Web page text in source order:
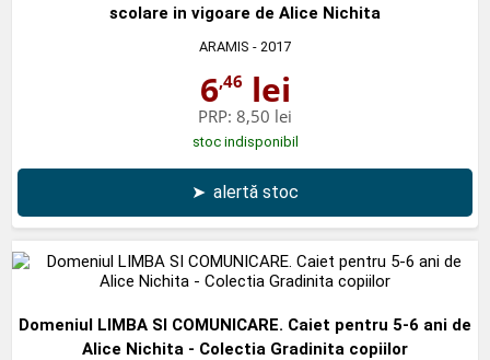
scolare in vigoare de Alice Nichita
ARAMIS - 2017
6,46 lei
PRP: 8,50 lei
stoc indisponibil
➤ alertă stoc
Domeniul LIMBA SI COMUNICARE. Caiet pentru 5-6 ani de
Alice Nichita - Colectia Gradinita copiilor